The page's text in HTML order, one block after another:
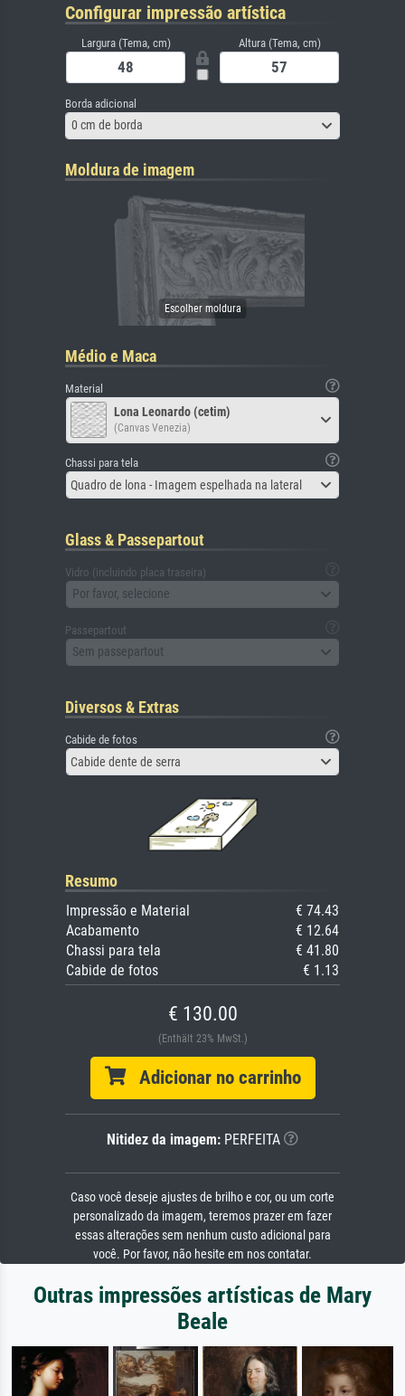
Configurar impressão artística
Largura (Tema, cm) Altura (Tema, cm)
Borda adicional
0 cm de borda
Moldura de imagem
Médio e Maca
Material
Lona Leonardo (cetim)
(Canvas Venezia)
Chassi para tela
Quadro de lona - Imagem espelhada na lateral
Glass & Passepartout
Vidro (incluindo placa traseira)
Por favor, selecione
Passepartout
Sem passepartout
Diversos & Extras
Cabide de fotos
Cabide dente de serra
Resumo
Impressão e Material
€ 74.43
Acabamento
€ 12.64
Chassi para tela
€ 41.80
Cabide de fotos
€ 1.13
€ 130.00
(Enthält 23% MwSt.)
Adicionar no carrinho
Nitidez da imagem: PERFEITA
Caso você deseje ajustes de brilho e cor, ou um corte
personalizado da imagem, teremos prazer em fazer
essas alterações sem nenhum custo adicional para
você. Por favor, não hesite em nos contatar.
Outras impressões artísticas de Mary
Beale